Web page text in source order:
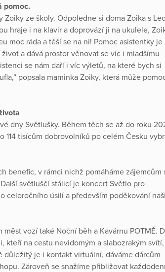
pomoc.
Zoiky ze školy. Odpoledne si doma Zoika s
hraje i na klavír a doprovází ji na ukulele,
moc ráda a těší se na ni! Pomoc asistentky je
a dává prostor věnovat se víc i mladšímu
se nám daří i víc výletů, na které bych si
popsala maminka Zoiky, která může
dny Světlušky. Během těch se až do roku
tisícům dobrovolníků po celém Česku
benefic, v rámci nichž pomáháme zájemcům
světluščí stálicí je koncert Světlo pro
celoročního úsilí a především poděkování
vozí také Noční běh a Kavárnu POTMĚ.
kteří na cestu nevidomým a slabozrakým svítí,
je i kontakt virtuální, dáváme dárcům
Zároveň se snažíme přibližovat